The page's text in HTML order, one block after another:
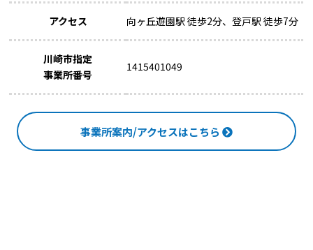
アクセス 向ヶ丘遊園駅 徒歩2分、登戸駅 徒歩7分
川崎市指定
事業所番号
1415401049
事業所案内/アクセスはこちら